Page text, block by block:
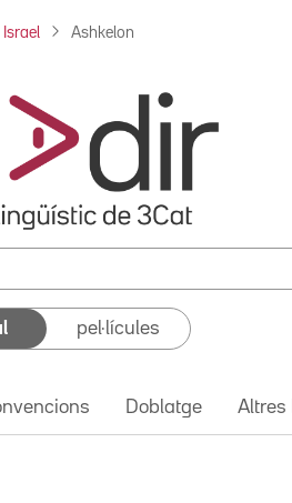
Israel Ashkelon
pel·lícules
Doblatge Altres